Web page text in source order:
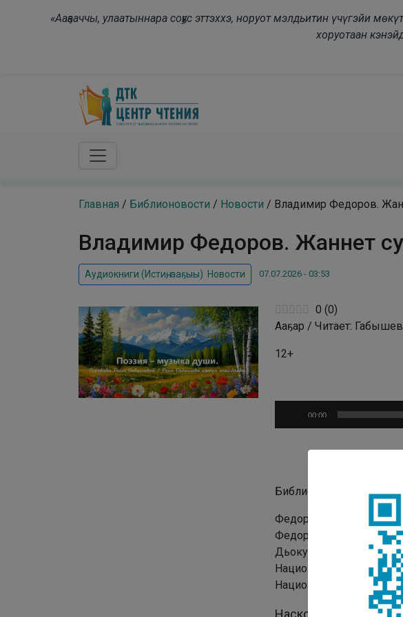
«Ааҕааччы, улаатыннара соҕус эттэххэ, норуот мэлдьитин үчүгэйи
хоруотаан
Главная / Библионовости / Новости / Владимир Федоров.
Владимир Федоров. Жаннет
Аудиокниги (Истиҥ, ааҕыы) Новости 07.07.2026 - 03:53
0 (0)
Ааҕар / Читает:
12+
00:00
Библиографическая
Федоров, Владимир.
Федоров ; ааҕар Рена
Дьокуускай : ДТК НБ
Национальная
Национальнай
Насколько вам